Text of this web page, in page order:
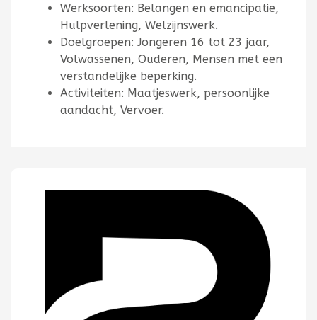
Werksoorten: Belangen en emancipatie,
Hulpverlening, Welzijnswerk.
Doelgroepen: Jongeren 16 tot 23 jaar,
Volwassenen, Ouderen, Mensen met een
verstandelijke beperking.
Activiteiten: Maatjeswerk, persoonlijke
aandacht, Vervoer.